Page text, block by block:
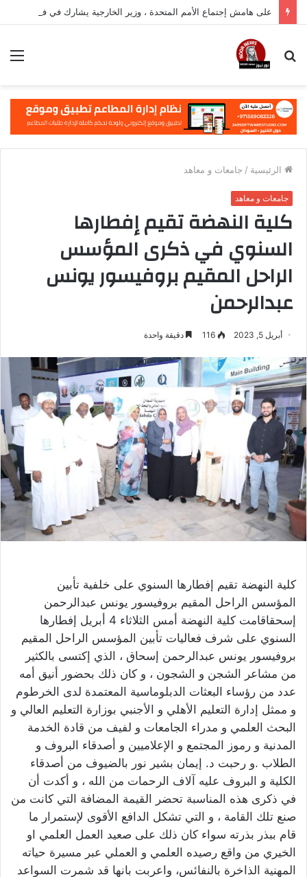
بحث
الرئيسية / جامعات و معاهد
جامعات و معاهد
كلية النهضة تقيم إفطارها
السنوي في ذكرى المؤسس
الراحل المقيم بروفيسور يونس
عبدالرحمن
أبريل 5, 2023 116 دقيقة واحدة
كلية النهضة تقيم إفطارها السنوي على خلفية تأبين
المؤسس الراحل المقيم بروفيسور يونس عبدالرحمن
إسحقاقامت كلية النهضة أمس الثلاثاء 4 أبريل إفطارها
السنوي على شرف فعاليات تأبين المؤسس الراحل المقيم
بروفيسور يونس عبدالرحمن إسحاق ، الذي إكتسى بالكثير
من مشاعر الشجن و الشجون ، و كان ذلك بحضور أنيق أمه
عدد من رؤساء البعثات الدبلوماسية المعتمدة لدى الخرطوم
و ممثل إدارة التعليم الأهلي و الأجنبي بوزارة التعليم العالي و
البحث العلمي و مدراء الجامعات و لفيف من قادة الخدمة
المدنية و رموز المجتمع و الإعلاميين و أصدقاء البروف و
الطلاب .و رحبت د. إيمان بشير نور بالضيوف من أصدقاء
الكلية و البروف عليه آلاف الرحمات من الله ، و أكدت أن
في ذكرى هذه المناسبة تحضر القيمة المضافة التي كانت من
صنع تلك القامة ، و التي تشكل الدافع الأقوى لإستمرار ما
قام ببذر بذرته سواء كان ذلك على صعيد العمل العلمي او
الخيري من واقع رصيده العلمي و العملي عبر مسيرة حياته
المهنية الذاخرة بالنفائس، واعربت بانها قد شمرت السواعد